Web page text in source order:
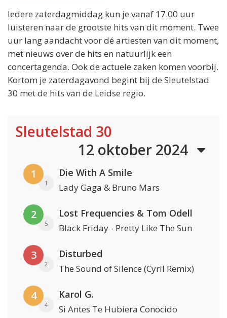
Iedere zaterdagmiddag kun je vanaf 17.00 uur
luisteren naar de grootste hits van dit moment. Twee
uur lang aandacht voor dé artiesten van dit moment,
met nieuws over de hits en natuurlijk een
concertagenda. Ook de actuele zaken komen voorbij.
Kortom je zaterdagavond begint bij de Sleutelstad
30 met de hits van de Leidse regio.
Sleutelstad 30
12 oktober 2024
1
1
Die With A Smile
Lady Gaga & Bruno Mars
2
5
Lost Frequencies & Tom Odell
Black Friday - Pretty Like The Sun
3
2
Disturbed
The Sound of Silence (Cyril Remix)
4
4
Karol G.
Si Antes Te Hubiera Conocido